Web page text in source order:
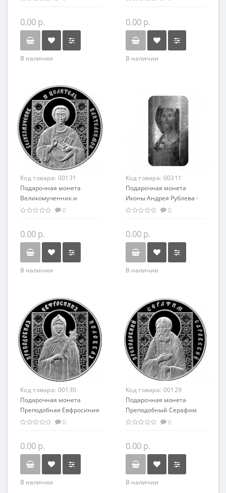
0.00 р.
В наличии
0.00 р.
В наличии
Код товара: 00131
Подарочная монета
Великомученник и
целитель Пантелеймон
0
0.00 р.
В наличии
Код товара: 00311
Подарочная монета
Иконы Андрея Рублева -
Спас Вседержитель
православный сувенир
0
0.00 р.
В наличии
Код товара: 00130
Подарочная монета
Преподобная Евфросиния
Полоцкая серебро 20.00 гр
0
0.00 р.
В наличии
Код товара: 00129
Подарочная монета
Преподобный Серафим
Саровский серебро 20.00
0
0.00 р.
В наличии